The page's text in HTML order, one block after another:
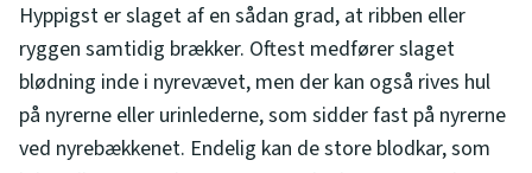
Hyppigst er slaget af en sådan grad, at ribben eller
ryggen samtidig brækker. Oftest medfører slaget
blødning inde i nyrevævet, men der kan også rives hul
på nyrerne eller urinlederne, som sidder fast på nyrerne
ved nyrebækkenet. Endelig kan de store blodkar, som